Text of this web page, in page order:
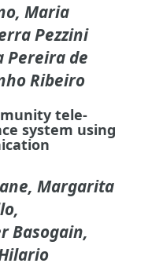
Maria
Pezzini
Pereira de
Ribeiro
tele-
system using
Margarita
Basogain,